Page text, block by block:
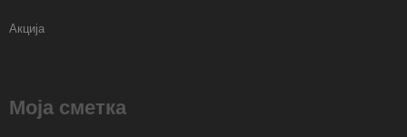
Акција
Моја сметка